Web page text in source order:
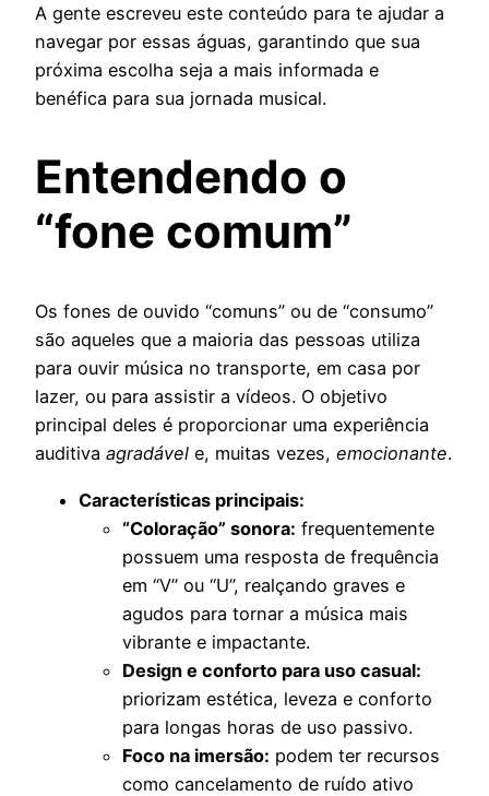
A gente escreveu este conteúdo para te ajudar a
navegar por essas águas, garantindo que sua
próxima escolha seja a mais informada e
benéfica para sua jornada musical.
Entendendo o
“fone comum”
Os fones de ouvido “comuns” ou de “consumo”
são aqueles que a maioria das pessoas utiliza
para ouvir música no transporte, em casa por
lazer, ou para assistir a vídeos. O objetivo
principal deles é proporcionar uma experiência
auditiva agradável e, muitas vezes, emocionante.
Características principais:
“Coloração” sonora: frequentemente
possuem uma resposta de frequência
em “V” ou “U”, realçando graves e
agudos para tornar a música mais
vibrante e impactante.
Design e conforto para uso casual:
priorizam estética, leveza e conforto
para longas horas de uso passivo.
Foco na imersão: podem ter recursos
como cancelamento de ruído ativo